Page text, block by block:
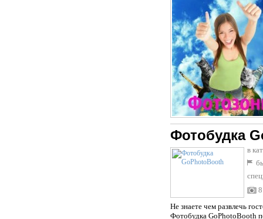
Фотобудка
в
8
Не знаете чем развлечь
Фотобудка GoPhotoBooth